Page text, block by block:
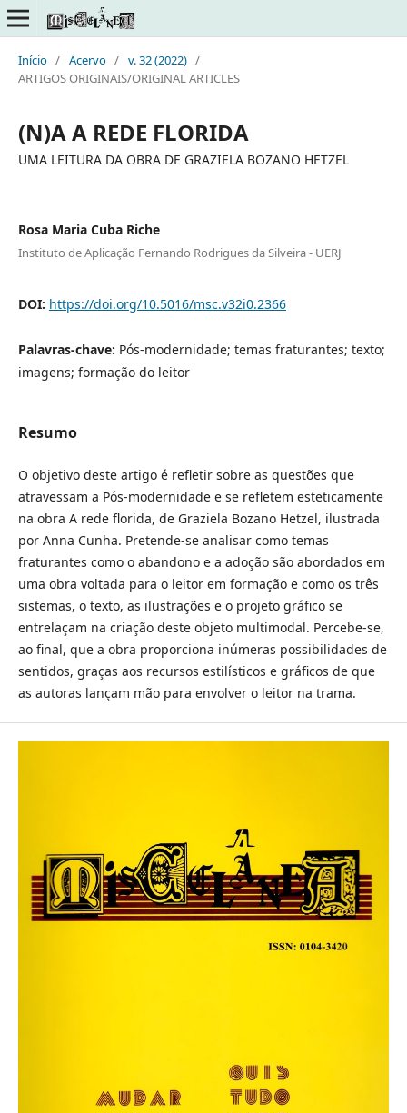
Início / Acervo / v. 32 (2022) /
ARTIGOS ORIGINAIS/ORIGINAL ARTICLES
(N)A A REDE FLORIDA
UMA LEITURA DA OBRA DE GRAZIELA BOZANO HETZEL
Rosa Maria Cuba Riche
Instituto de Aplicação Fernando Rodrigues da Silveira - UERJ
DOI: https://doi.org/10.5016/msc.v32i0.2366
Palavras-chave: Pós-modernidade; temas fraturantes; texto;
imagens; formação do leitor
Resumo
O objetivo deste artigo é refletir sobre as questões que
atravessam a Pós-modernidade e se refletem esteticamente
na obra A rede florida, de Graziela Bozano Hetzel, ilustrada
por Anna Cunha. Pretende-se analisar como temas
fraturantes como o abandono e a adoção são abordados em
uma obra voltada para o leitor em formação e como os três
sistemas, o texto, as ilustrações e o projeto gráfico se
entrelaçam na criação deste objeto multimodal. Percebe-se,
ao final, que a obra proporciona inúmeras possibilidades de
sentidos, graças aos recursos estilísticos e gráficos de que
as autoras lançam mão para envolver o leitor na trama.